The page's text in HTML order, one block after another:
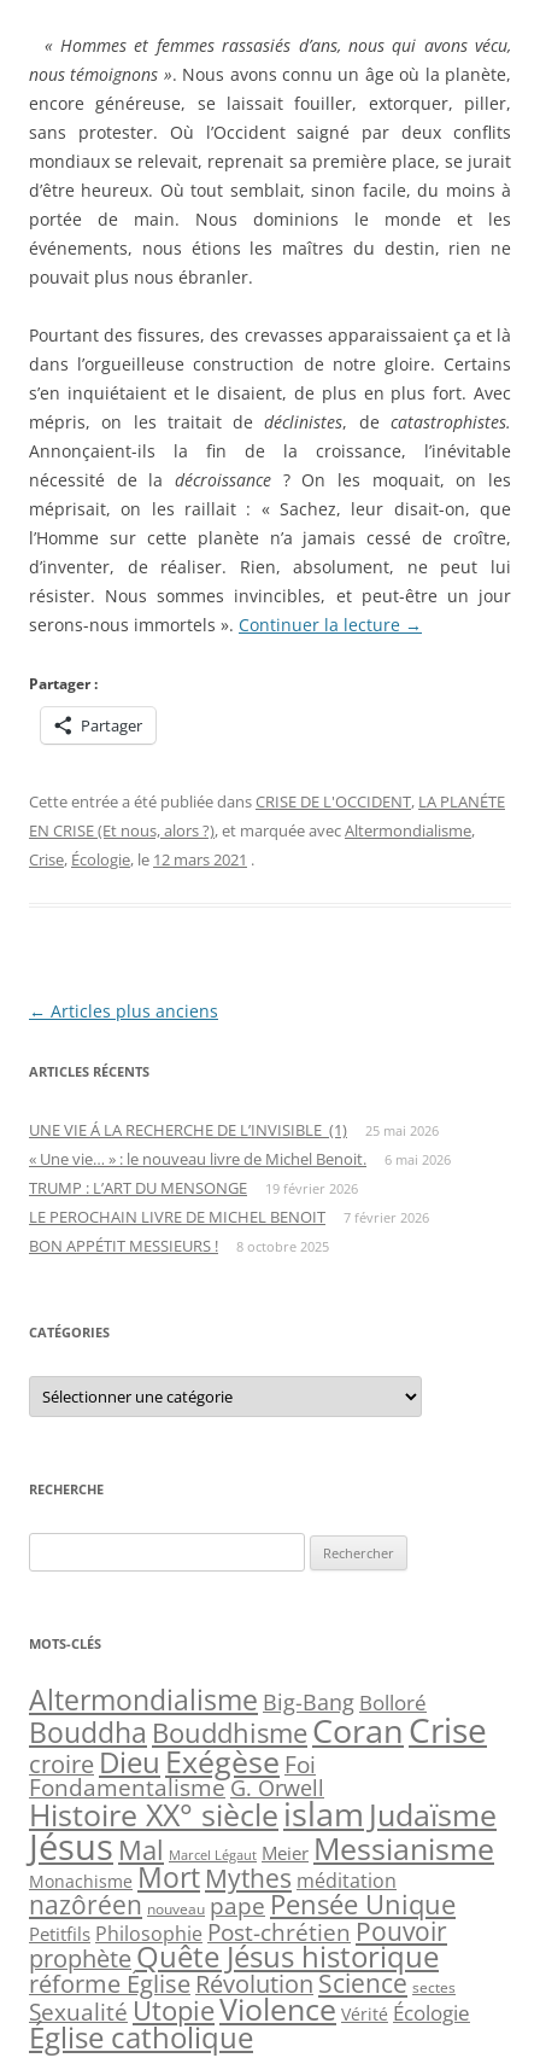
« Hommes et femmes rassasiés d’ans, nous qui avons vécu,
nous témoignons ». Nous avons connu un âge où la planète,
encore généreuse, se laissait fouiller, extorquer, piller,
sans protester. Où l’Occident saigné par deux conflits
mondiaux se relevait, reprenait sa première place, se jurait
d’être heureux. Où tout semblait, sinon facile, du moins à
portée de main. Nous dominions le monde et les
événements, nous étions les maîtres du destin, rien ne
pouvait plus nous ébranler.
Pourtant des fissures, des crevasses apparaissaient ça et là
dans l’orgueilleuse construction de notre gloire. Certains
s’en inquiétaient et le disaient, de plus en plus fort. Avec
mépris, on les traitait dedéclinistes, decatastrophistes.
Annonçaient-ils la fin de la croissance, l’inévitable
nécessité de la décroissance ? On les moquait, on les
méprisait, on les raillait : « Sachez, leur disait-on, que
l’Homme sur cette planète n’a jamais cessé de croître,
d’inventer, de réaliser. Rien, absolument, ne peut lui
résister. Nous sommes invincibles, et peut-être un jour
serons-nous immortels ». Continuer la lecture →
Partager :
Partager
Cette entrée a été publiée dansCRISE DE L'OCCIDENT, LA PLANÉTE
EN CRISE (Et nous, alors ?), et marquée avecAltermondialisme,
Crise, Écologie, le 12 mars 2021 .
Navigation
articles
← Articles plus anciens
ARTICLES RÉCENTS
UNE VIE Á LA RECHERCHE DE L’INVISIBLE (1) 25 mai 2026
« Une vie… » : le nouveau livre de Michel Benoit. 6 mai 2026
TRUMP : L’ART DU MENSONGE 19 février 2026
LE PEROCHAIN LIVRE DE MICHEL BENOIT 7 février 2026
BON APPÉTIT MESSIEURS ! 8 octobre 2025
CATÉGORIES
C
t
r
i
s
RECHERCHE
e
h
r
c
h
e
r
:
MOTS-CLÉS
Altermondialisme Big-Bang Bolloré
Bouddha BouddhismeCoranCrise
croire DieuExégèse Foi
Fondamentalisme G. Orwell
Histoire XX° siècleislam Judaïsme
Jésus Mal Marcel Légaut Meier Messianisme
Monachisme Mort Mythes méditation
nazôréen nouveau papePensée Unique
Petitfils Philosophie Post-chrétien Pouvoir
prophèteQuête Jésus historique
réforme Église RévolutionScience sectes
Sexualité UtopieViolence Vérité Écologie
Église catholique